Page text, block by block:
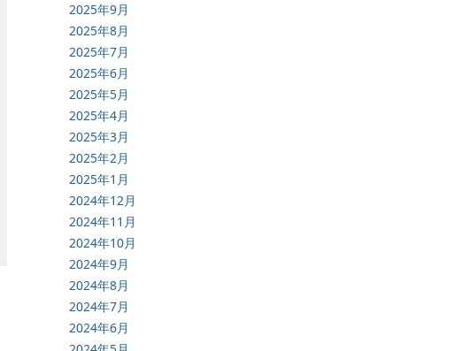
2025年9月
2025年8月
2025年7月
2025年6月
2025年5月
2025年4月
2025年3月
2025年2月
2025年1月
2024年12月
2024年11月
2024年10月
2024年9月
2024年8月
2024年7月
2024年6月